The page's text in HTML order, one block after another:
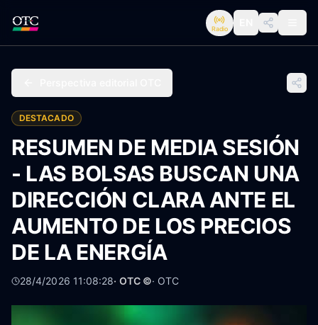
Radio
DESTACADO
RESUMEN DE MEDIA SESIÓN
- LAS BOLSAS BUSCAN UNA
DIRECCIÓN CLARA ANTE EL
AUMENTO DE LOS PRECIOS
DE LA ENERGÍA
28/4/2026 11:08:28· OTC ©· OTC